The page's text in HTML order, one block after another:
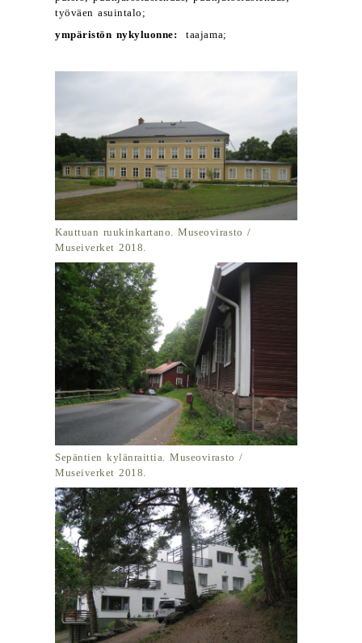
työväen asuintalo;
ympäristön nykyluonne: taajama;
Kauttuan ruukinkartano. Museovirasto /
Museiverket 2018.
Sepäntien kylänraittia. Museovirasto /
Museiverket 2018.